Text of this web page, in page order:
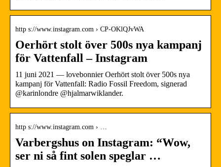
http s://www.instagram.com › CP-OKlQJvWA
Oerhört stolt över 500s nya kampanj
för Vattenfall – Instagram
11 juni 2021 — lovebonnier Oerhört stolt över 500s nya
kampanj för Vattenfall: Radio Fossil Freedom, signerad
@karinlondre @hjalmarwiklander.
http s://www.instagram.com › …
Varbergshus on Instagram: “Wow,
ser ni så fint solen speglar …